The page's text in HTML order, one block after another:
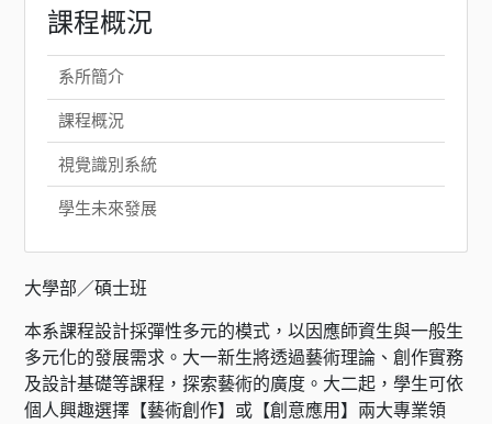
課程概況
系所簡介
課程概況
視覺識別系統
學生未來發展
大學部／碩士班
本系課程設計採彈性多元的模式，以因應師資生與一般生
多元化的發展需求。大一新生將透過藝術理論、創作實務
及設計基礎等課程，探索藝術的廣度。大二起，學生可依
個人興趣選擇【藝術創作】或【創意應用】兩大專業領